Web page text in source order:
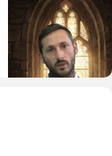
בית המדרש